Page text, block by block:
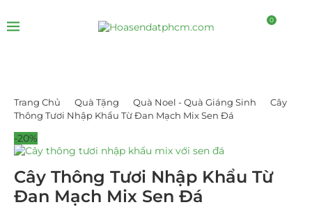
0
Trang Chủ Quà Tặng Quà Noel - Quà Giáng Sinh
Cây
Thông Tươi Nhập Khẩu Từ Đan Mạch Mix Sen Đá
-20%
Cây Thông Tươi Nhập Khẩu Từ
Đan Mạch Mix Sen Đá